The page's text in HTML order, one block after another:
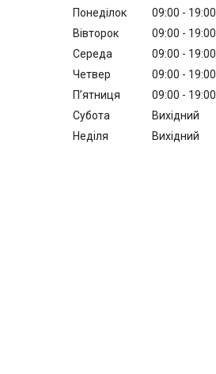
Понеділок 09:00
19:00
Вівторок
09:00
19:00
Середа
09:00
19:00
Четвер
09:00
19:00
Пʼятниця
09:00
19:00
Субота
Вихідний
Неділя
Вихідний